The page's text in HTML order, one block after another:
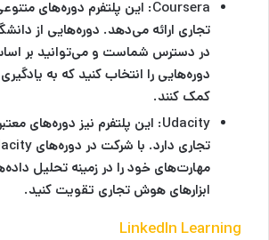
Coursera: این پلتفرم دوره‌های
تجاری ارائه می‌دهد. دوره‌هایی از
در دسترس شماست و می‌توانید بر
دوره‌هایی را انتخاب کنید که به
کمک کنند.
Udacity: این پلتفرم نیز دوره‌های
مهارت‌های خود را در زمینه تحلیل
ابزارهای هوش تجاری تقویت کنید.
LinkedIn Learning